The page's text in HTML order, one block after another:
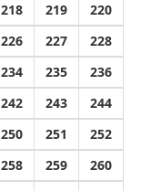
218 219
220
226 227
228
234 235
236
242 243
244
250 251
252
258 259
260